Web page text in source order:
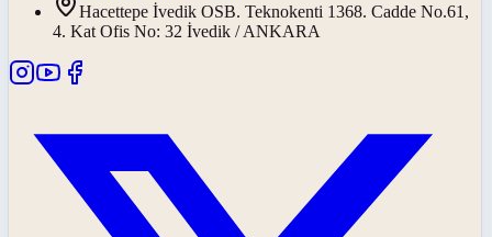
Hacettepe İvedik OSB. Teknokenti 1368. Cadde No.61,
4. Kat Ofis No: 32 İvedik / ANKARA